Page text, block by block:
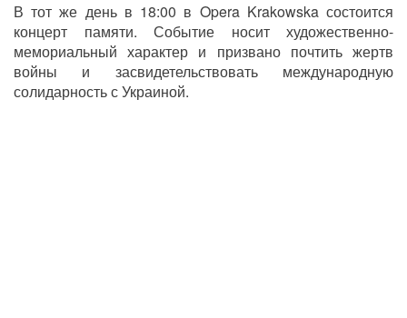
В тот же день в 18:00 в Opera Krakowska состоится
концерт памяти. Событие носит художественно-
мемориальный характер и призвано почтить жертв
войны и засвидетельствовать международную
солидарность с Украиной.